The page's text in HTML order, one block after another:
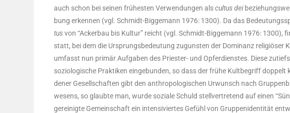
auch schon bei sei­nen frü­hes­ten Ver­wen­dun­gen alscul­tus dei
bung erken­nen (vgl. Schmidt-Big­ge­mann 1976: 1300). Da das
tusvon “Acker­bau bis Kul­tur” reicht (vgl. Schmidt-Big­ge­mann 1976: 1300),
statt, bei dem die Ursprungs­be­deu­tung zuguns­ten der Domi­nanz reli­giö­ser
umfasst nun pri­mär Auf­ga­ben des Pries­ter- und Opfer­diens­tes. Die­se
sozio­lo­gi­sche Prak­ti­ken ein­ge­bun­den, so dass der frü­he Kult­be­griff
de­ner Gesell­schaf­ten gibt den anthro­po­lo­gi­schen Urwunsch nach
we­sens, so glaub­te man, wur­de sozia­le Schuld stell­ver­tre­tend auf einen
gerei­nig­te Gemein­schaft ein inten­si­vier­tes Gefühl von Grup­pen­iden­ti­tät